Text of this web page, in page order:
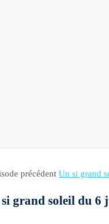
précédent Un si grand
grand soleil du 6